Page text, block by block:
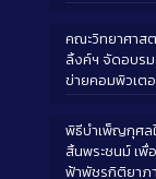
คณะวิทยาศาส
ลิ้งค์ฯ จัดอบรม
ข่ายคอมพิวเต
พิธีบำเพ็ญกุศล
สิ้นพระชนม์ เพื่
ฟ้าพัชรกิติยาภ